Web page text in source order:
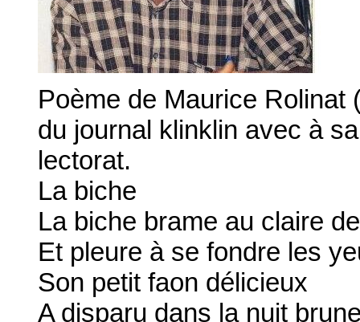
Poème de Maurice Rolinat
du journal klinklin avec à
lectorat.
La biche
La biche brame au claire
Et pleure à se fondre les
Son petit faon délicieux
A disparu dans la nuit